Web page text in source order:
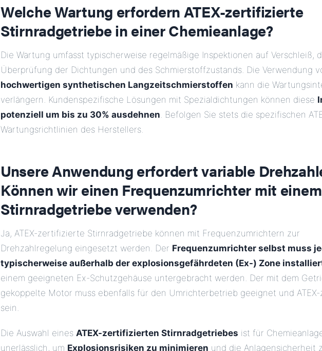
Welche Wartung erfordern ATEX-zertifizierte
Stirnradgetriebe in einer Chemieanlage?
Die Wartung umfasst typischerweise regelmäßige Inspektionen auf Verschleiß,
Überprüfung der Dichtungen und des Schmierstoffzustands. Die Verwendung
hochwertigen synthetischen Langzeitschmierstoffen kann die
verlängern. Kundenspezifische Lösungen mit Spezialdichtungen können diese
potenziell um bis zu 30% ausdehnen. Befolgen Sie stets die spezifischen
Wartungsrichtlinien des Herstellers.
Unsere Anwendung erfordert variable
Können wir einen Frequenzumrichter mit
Stirnradgetriebe verwenden?
Ja, ATEX-zertifizierte Stirnradgetriebe können mit Frequenzumrichtern zur
Drehzahlregelung eingesetzt werden. Der Frequenzumrichter selbst muss
typischerweise außerhalb der explosionsgefährdeten (Ex-) Zone
einem geeigneten Ex-Schutzgehäuse untergebracht werden. Der mit dem
gekoppelte Motor muss ebenfalls für den Umrichterbetrieb geeignet und
sein.
Die Auswahl eines ATEX-zertifizierten Stirnradgetriebes ist für
unerlässlich, um Explosionsrisiken zu minimieren und die Anlagensicherheit